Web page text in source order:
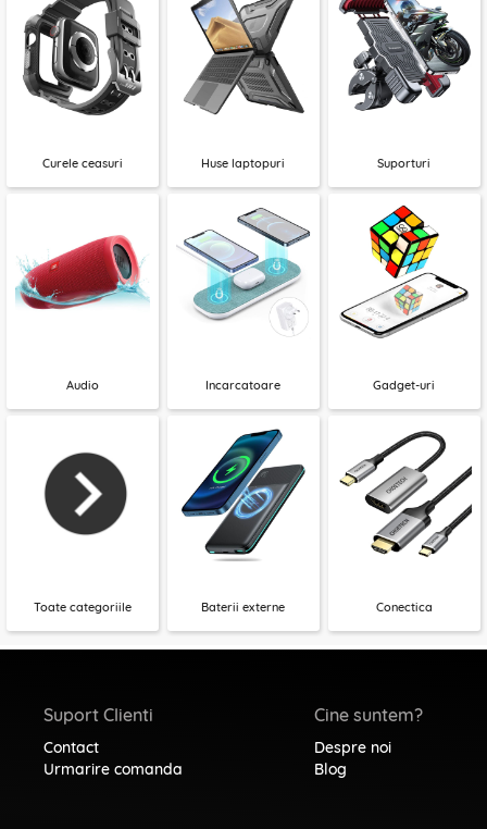
Curele ceasuri Huse laptopuri Suporturi
Audio Incarcatoare Gadget-uri
Toate categoriile Baterii externe Conectica
Suport Clienti
Contact
Urmarire comanda
Cine suntem?
Despre noi
Blog